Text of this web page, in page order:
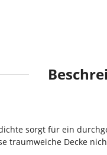
sorgt für ein
traumweiche Decke